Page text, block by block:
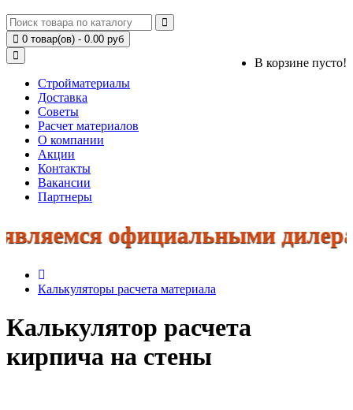
0 товар(ов) - 0.00 руб
В корзине пусто!
Стройматериалы
Доставка
Советы
Расчет материалов
О компании
Акции
Контакты
Вакансии
Партнеры
официальными
Калькуляторы расчета материала
Калькулятор расчета
кирпича на стены